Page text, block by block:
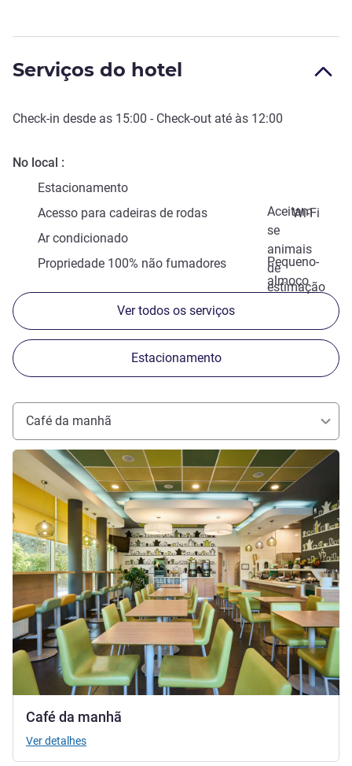
Serviços do hotel
Check-in desde as 15:00 - Check-out até às 12:00
No local
Estacionamento
Aceitam-
se
animais
de
estimação
Acesso para cadeiras de rodas
Wi-Fi
Ar condicionado
Pequeno-
almoço
Propriedade 100% não fumadores
Ver todos os serviços
Estacionamento
Café da manhã
Café da manhã
Ver detalhes
Ver detalhes